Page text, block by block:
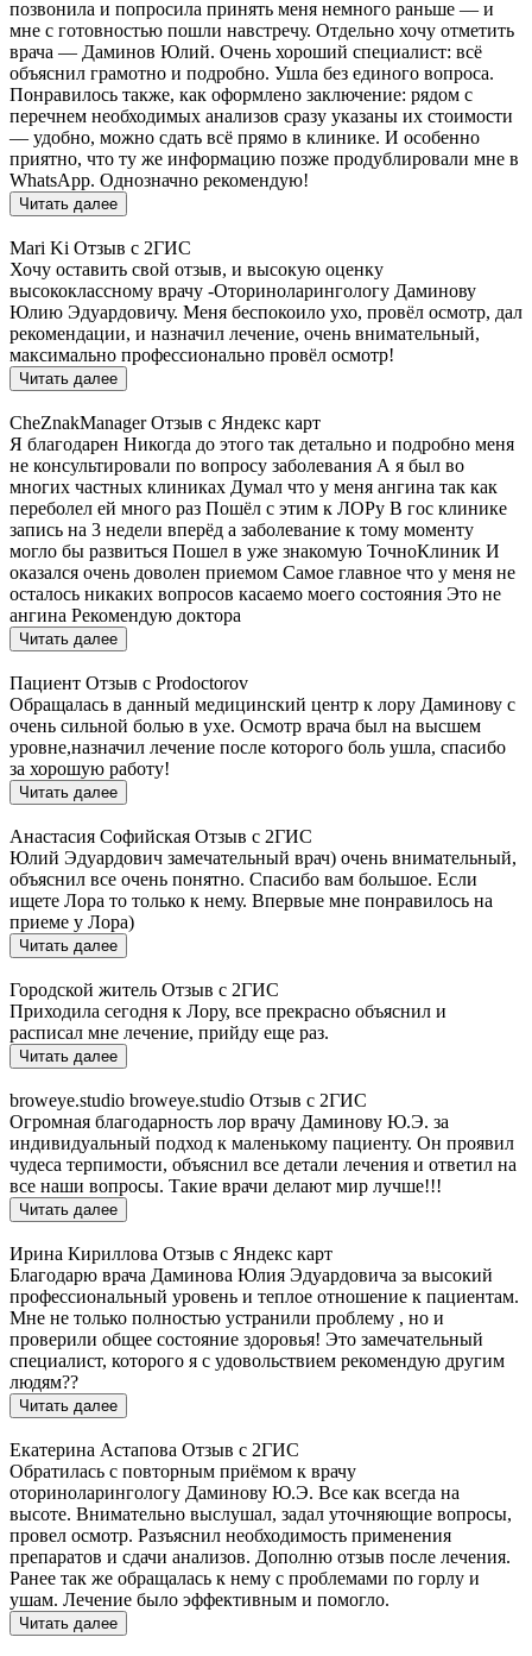
позвонила и попросила принять меня немного раньше — и
мне с готовностью пошли навстречу. Отдельно хочу отметить
врача — Даминов Юлий. Очень хороший специалист: всё
объяснил грамотно и подробно. Ушла без единого вопроса.
Понравилось также, как оформлено заключение: рядом с
перечнем необходимых анализов сразу указаны их стоимости
— удобно, можно сдать всё прямо в клинике. И особенно
приятно, что ту же информацию позже продублировали мне в
WhatsApp. Однозначно рекомендую!
Читать далее
Mari Ki Отзыв с 2ГИС
Хочу оставить свой отзыв, и высокую оценку
высококлассному врачу -Оториноларингологу Даминову
Юлию Эдуардовичу. Меня беспокоило ухо, провёл осмотр, дал
рекомендации, и назначил лечение, очень внимательный,
максимально профессионально провёл осмотр!
Читать далее
CheZnakManager Отзыв с Яндекс карт
Я благодарен Никогда до этого так детально и подробно меня
не консультировали по вопросу заболевания А я был во
многих частных клиниках Думал что у меня ангина так как
переболел ей много раз Пошёл с этим к ЛОРу В гос клинике
запись на 3 недели вперёд а заболевание к тому моменту
могло бы развиться Пошел в уже знакомую ТочноКлиник И
оказался очень доволен приемом Самое главное что у меня не
осталось никаких вопросов касаемо моего состояния Это не
ангина Рекомендую доктора
Читать далее
Пациент Отзыв с Prodoctorov
Обращалась в данный медицинский центр к лору Даминову с
очень сильной болью в ухе. Осмотр врача был на высшем
уровне,назначил лечение после которого боль ушла, спасибо
за хорошую работу!
Читать далее
Анастасия Софийская Отзыв с 2ГИС
Юлий Эдуардович замечательный врач) очень внимательный,
объяснил все очень понятно. Спасибо вам большое. Если
ищете Лора то только к нему. Впервые мне понравилось на
приеме у Лора)
Читать далее
Городской житель Отзыв с 2ГИС
Приходила сегодня к Лору, все прекрасно объяснил и
расписал мне лечение, прийду еще раз.
Читать далее
broweye.studio broweye.studio Отзыв с 2ГИС
Огромная благодарность лор врачу Даминову Ю.Э. за
индивидуальный подход к маленькому пациенту. Он проявил
чудеса терпимости, объяснил все детали лечения и ответил на
все наши вопросы. Такие врачи делают мир лучше!!!
Читать далее
Ирина Кириллова Отзыв с Яндекс карт
Благодарю врача Даминова Юлия Эдуардовича за высокий
профессиональный уровень и теплое отношение к пациентам.
Мне не только полностью устранили проблему , но и
проверили общее состояние здоровья! Это замечательный
специалист, которого я с удовольствием рекомендую другим
людям??
Читать далее
Екатерина Астапова Отзыв с 2ГИС
Обратилась с повторным приёмом к врачу
оториноларингологу Даминову Ю.Э. Все как всегда на
высоте. Внимательно выслушал, задал уточняющие вопросы,
провел осмотр. Разъяснил необходимость применения
препаратов и сдачи анализов. Дополню отзыв после лечения.
Ранее так же обращалась к нему с проблемами по горлу и
ушам. Лечение было эффективным и помогло.
Читать далее